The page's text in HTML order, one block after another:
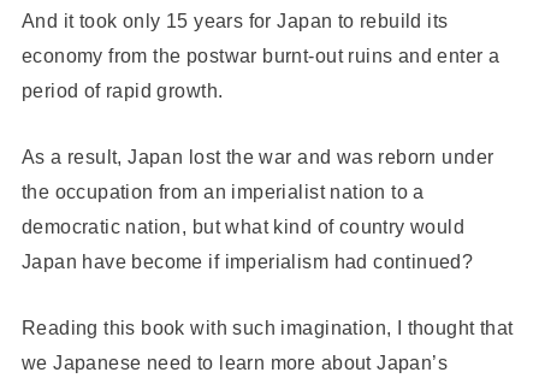
And it took only 15 years for Japan to rebuild its
economy from the postwar burnt-out ruins and enter a
period of rapid growth.
As a result, Japan lost the war and was reborn under
the occupation from an imperialist nation to a
democratic nation, but what kind of country would
Japan have become if imperialism had continued?
Reading this book with such imagination, I thought that
we Japanese need to learn more about Japan’s